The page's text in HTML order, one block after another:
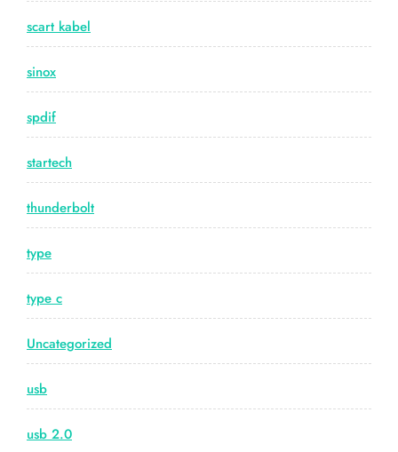
scart kabel
sinox
spdif
startech
thunderbolt
type
type c
Uncategorized
usb
usb 2.0